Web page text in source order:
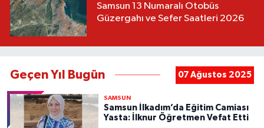
Samsun 13 Numaralı Otobüs
Güzergahı ve Sefer Saatleri 2026
Geçen Yıl Bugün 07 Ağustos 2025
SAMSUN
Samsun İlkadım’da Eğitim Camiası
Yasta: İlknur Öğretmen Vefat Etti